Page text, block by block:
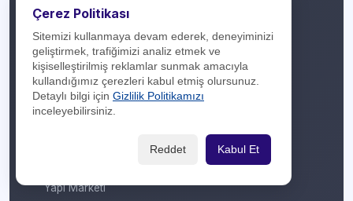
Sağlık / Hastane
Sigorta / Emeklilik
Spor Giyim
Spor Merkezi
Tasarım
Turizm / Seyahat
Yapı Marketi
Çerez Politikası
Sitemizi kullanmaya devam ederek, deneyiminizi
geliştirmek, trafiğimizi analiz etmek ve
kişiselleştirilmiş reklamlar sunmak amacıyla
kullandığımız çerezleri kabul etmiş olursunuz.
Detaylı bilgi için Gizlilik Politikamızı
inceleyebilirsiniz.
Reddet Kabul Et